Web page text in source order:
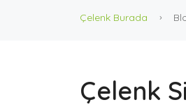
Çelenk Burada
Çelenk